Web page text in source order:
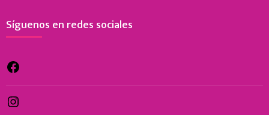
Síguenos en redes sociales